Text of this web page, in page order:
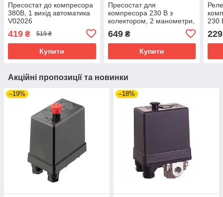
Пресостат до компресора
380В, 1 вихід автоматика
V02026
419 ₴ 519 ₴
Купити
Пресостат для
компресора 230 В з
колектором, 2 манометри,
2 швидкоз'єми 1/4", реле
тиску 2–12 бар Vorfal
V02020
649₴
Купити
230
229
Акційні пропозиції та новинки
–19% –18%